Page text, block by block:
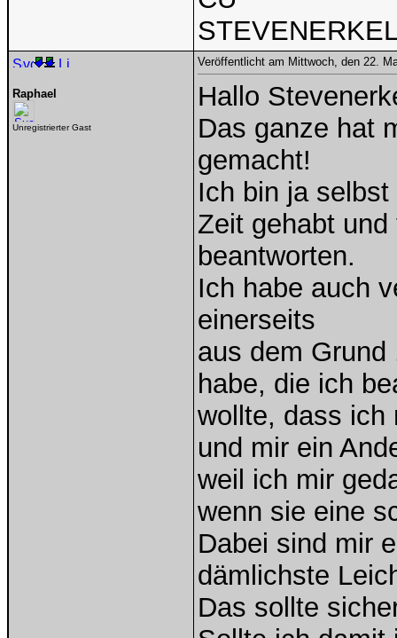
Raphael
Unregistrierter Gast
Veröffentlicht am Mittwoch, den 22.
Hallo
Das ganze hat
gemacht!
Ich bin ja
Zeit gehabt
beantworten.
Ich habe auch
einerseits
aus dem
habe, die ich
wollte, dass ich
und mir ein
weil ich mir
wenn sie eine
Dabei sind mir
dämlichste
Das sollte